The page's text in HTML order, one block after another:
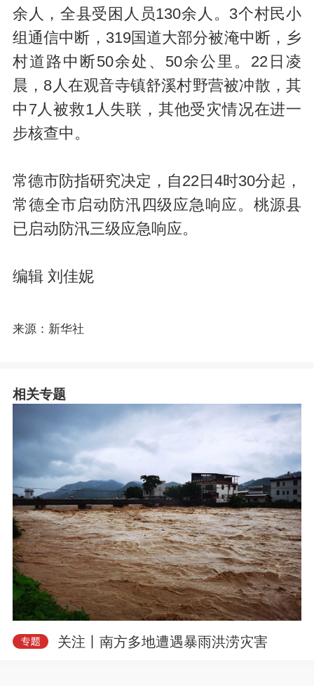
余人，全县受困人员130余人。3个村民小
组通信中断，319国道大部分被淹中断，乡
村道路中断50余处、50余公里。22日凌
晨，8人在观音寺镇舒溪村野营被冲散，其
中7人被救1人失联，其他受灾情况在进一
步核查中。
常德市防指研究决定，自22日4时30分起，
常德全市启动防汛四级应急响应。桃源县
已启动防汛三级应急响应。
编辑 刘佳妮
来源：新华社
相关专题
关注丨南方多地遭遇暴雨洪涝灾害